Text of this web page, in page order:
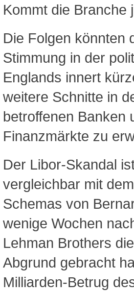
Kommt die Branche
Die Folgen könnten
Stimmung in der
Englands innert
weitere Schnitte in
betroffenen Banken
Finanzmärkte zu
Der Libor-Skandal
vergleichbar mit
Schemas von
wenige Wochen
Lehman Brothers
Abgrund gebracht
Milliarden-Betrug